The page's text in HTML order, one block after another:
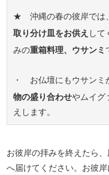
★ 沖縄の春の彼岸では
取り分け皿をお供え して
みの重箱料理、ウサンミ
・ お仏壇にもウサンミ
物の盛り合わせやムイグ
えします。
お彼岸の拝みを終えたら
へ届けてください。お彼